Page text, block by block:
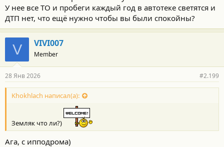
проникла и на Алтае.
У нее все ТО и пробеги каждый год в автотеке светятся и
ДТП нет, что ещё нужно чтобы вы были спокойны?
V VIVI007
Member
28 Янв 2026 #2.199
Khokhlach написал(а):
Земляк что ли?)
Ага, с ипподрома)